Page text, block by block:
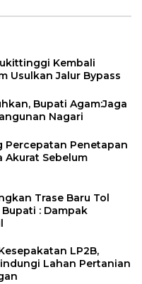
Kembali
Usulkan Jalur Bypass
Bupati Agam:Jaga
Nagari
Percepatan Penetapan
Akurat Sebelum
Trase Baru Tol
: Dampak
LP2B,
Lahan Pertanian